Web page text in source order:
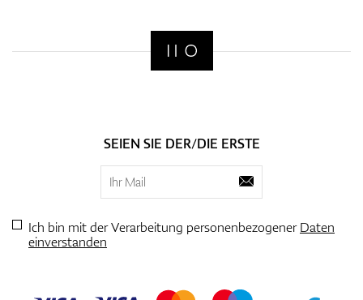
SEIEN SIE DER/DIE ERSTE
Ich bin mit der Verarbeitung personenbezogenerDaten
einverstanden